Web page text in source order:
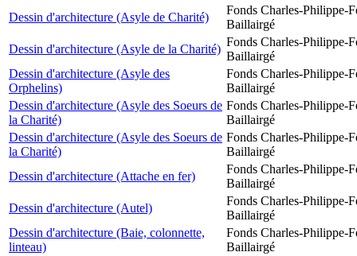
Dessin d'architecture (Asyle de Charité)
Fonds Charles-Philippe-
Baillairgé
Dessin d'architecture (Asyle de la Charité)
Fonds Charles-Philippe-
Baillairgé
Dessin d'architecture (Asyle des
Orphelins)
Fonds Charles-Philippe-
Baillairgé
Dessin d'architecture (Asyle des Soeurs de
la Charité)
Fonds Charles-Philippe-
Baillairgé
Dessin d'architecture (Asyle des Soeurs de
la Charité)
Fonds Charles-Philippe-
Baillairgé
Dessin d'architecture (Attache en fer)
Fonds Charles-Philippe-
Baillairgé
Dessin d'architecture (Autel)
Fonds Charles-Philippe-
Baillairgé
Dessin d'architecture (Baie, colonnette,
linteau)
Fonds Charles-Philippe-
Baillairgé